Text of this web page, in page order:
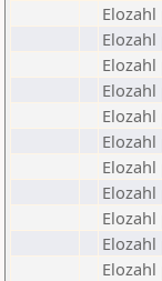
Elozahl
Elozahl
Elozahl
Elozahl
Elozahl
Elozahl
Elozahl
Elozahl
Elozahl
Elozahl
Elozahl